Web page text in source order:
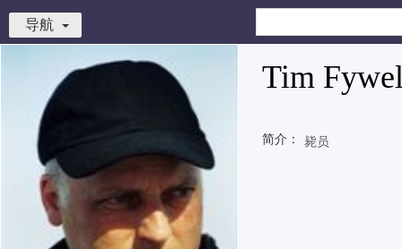
导航
Tim
简介： 毙员